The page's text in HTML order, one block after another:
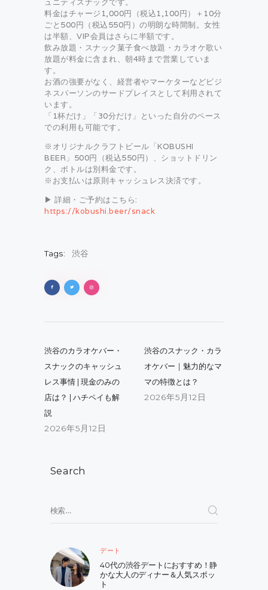
ュニティスナックです。
料金はチャージ1,000円（税込1,100円）＋10分
ごと500円（税込550円）の明朗な時間制。女性
は半額、VIP会員はさらに半額です。
飲み放題・スナック菓子食べ放題・カラオケ歌い
放題が料金に含まれ、朝4時まで営業していま
す。
お酒の強要がなく、経営者やマーケターなどビジ
ネスパーソンのサードプレイスとして利用されて
います。
「1杯だけ」「30分だけ」といった自分のペース
での利用も可能です。
※オリジナルクラフトビール「KOBUSHI
BEER」500円（税込550円）、ショットドリン
ク、ボトルは別料金です。
※お支払いは原則キャッシュレス決済です。
▶ 詳細・ご予約はこちら:
https://kobushi.beer/snack
Tags: 渋谷
稿
ナ
ビ
ゲ
ー
ョ
Previous
渋谷のカラオケバー・
スナックのキャッシュ
レス事情 | 現金のみの
店は？ | ハチペイも解
説
2026年5月12日
Next
渋谷のスナック・カラ
オケバー｜魅力的なマ
マの特徴とは？
2026年5月12日
Search
索:
デート
40代の渋谷デートにおすすめ！静
かな大人のディナー＆人気スポッ
ト